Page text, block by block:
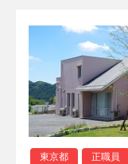
東京都 正職員